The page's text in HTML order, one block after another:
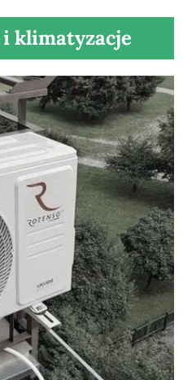
klimatyzacje